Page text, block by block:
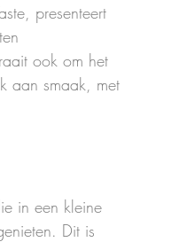
presenteert
ook om het
aan smaak, met
in een kleine
Dit is